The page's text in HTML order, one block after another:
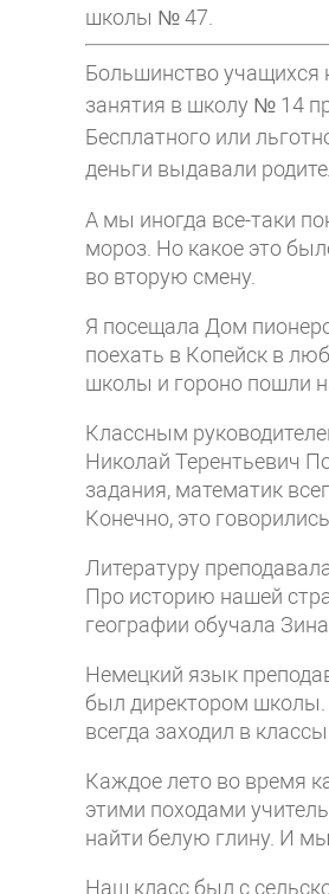
школы № 47.
Большинство учащихся
занятия в школу № 14
Бесплатного или
деньги выдавали
А мы иногда все-таки
мороз. Но какое это
во вторую смену.
Я посещала Дом
поехать в Копейск в
школы и гороно пошли
Классным
Николай Терентьевич
задания, математик
Конечно, это
Литературу
Про историю нашей
географии обучала
Немецкий язык
был директором школы.
всегда заходил в
Каждое лето во время
этими походами
найти белую глину. И
Наш класс был с